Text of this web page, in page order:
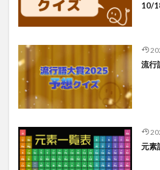
10/
流行
元素